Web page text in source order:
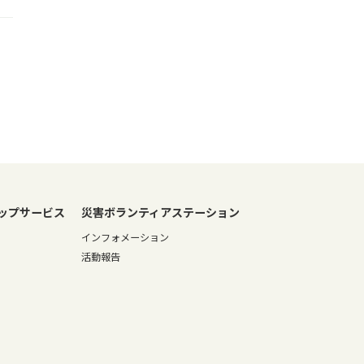
プサービス 災害ボランティアステーション
インフォメーション
活動報告